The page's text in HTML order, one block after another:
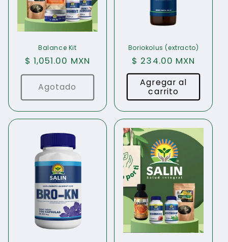
Balance Kit
Precio
habitual
$ 1,051.00 MXN
Agotado
Boriokolus (extracto)
Precio
habitual
$ 234.00 MXN
Agregar al
carrito